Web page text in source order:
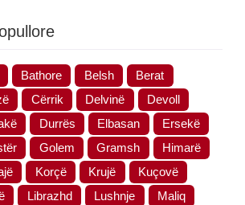
Bathore Belsh
Berat
Cërrik Delvinë
Devoll
Durrës Elbasan
Ersekë
Golem Gramsh
Himarë
Korçë Krujë
Kuçovë
Librazhd Lushnje
Maliq